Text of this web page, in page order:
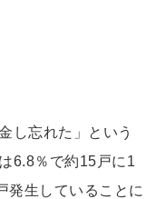
し忘れた」という
6.8％で約15戸に1
発生していることに